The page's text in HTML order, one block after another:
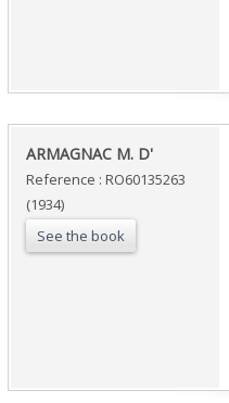
‎ARMAGNAC M. D'‎
Reference : RO60135263
(1934)
See the book